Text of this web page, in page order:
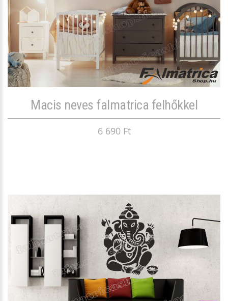
Macis neves falmatrica felhőkkel
6 690 Ft